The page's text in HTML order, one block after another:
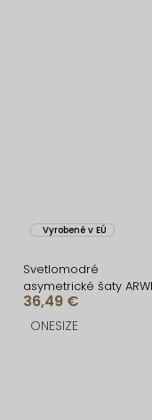
Vyrobené v EÚ
Svetlomodré
asymetrické šaty
s rázporkom
36,49 €
ONESIZE